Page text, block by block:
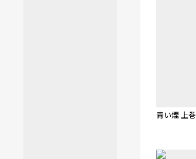
青い煙 上巻